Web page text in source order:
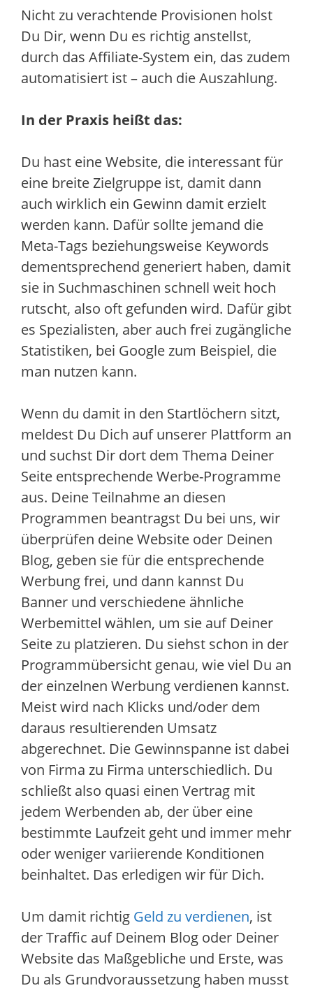
Nicht zu verachtende Provisionen holst
Du Dir, wenn Du es richtig anstellst,
durch das Affiliate-System ein, das zudem
automatisiert ist – auch die Auszahlung.
In der Praxis heißt das:
Du hast eine Website, die interessant für
eine breite Zielgruppe ist, damit dann
auch wirklich ein Gewinn damit erzielt
werden kann. Dafür sollte jemand die
Meta-Tags beziehungsweise Keywords
dementsprechend generiert haben, damit
sie in Suchmaschinen schnell weit hoch
rutscht, also oft gefunden wird. Dafür gibt
es Spezialisten, aber auch frei zugängliche
Statistiken, bei Google zum Beispiel, die
man nutzen kann.
Wenn du damit in den Startlöchern sitzt,
meldest Du Dich auf unserer Plattform an
und suchst Dir dort dem Thema Deiner
Seite entsprechende Werbe-Programme
aus. Deine Teilnahme an diesen
Programmen beantragst Du bei uns, wir
überprüfen deine Website oder Deinen
Blog, geben sie für die entsprechende
Werbung frei, und dann kannst Du
Banner und verschiedene ähnliche
Werbemittel wählen, um sie auf Deiner
Seite zu platzieren. Du siehst schon in der
Programmübersicht genau, wie viel Du an
der einzelnen Werbung verdienen kannst.
Meist wird nach Klicks und/oder dem
daraus resultierenden Umsatz
abgerechnet. Die Gewinnspanne ist dabei
von Firma zu Firma unterschiedlich. Du
schließt also quasi einen Vertrag mit
jedem Werbenden ab, der über eine
bestimmte Laufzeit geht und immer mehr
oder weniger variierende Konditionen
beinhaltet. Das erledigen wir für Dich.
Um damit richtig Geld zu verdienen, ist
der Traffic auf Deinem Blog oder Deiner
Website das Maßgebliche und Erste, was
Du als Grundvoraussetzung haben musst